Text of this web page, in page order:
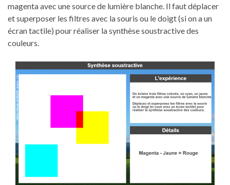
magenta avec une source de lumière blanche. Il faut déplacer
et superposer les filtres avec la souris ou le doigt (si on a un
écran tactile) pour réaliser la synthèse soustractive des
couleurs.